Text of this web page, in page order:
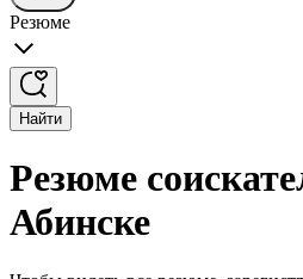
Резюме
Найти
Резюме
Абинске